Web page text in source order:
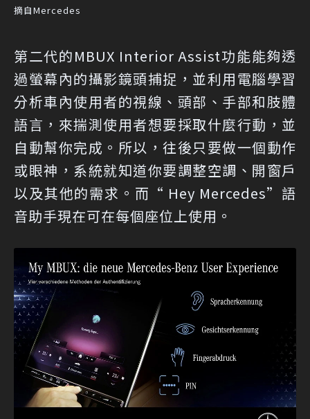
摘自Mercedes
第二代的MBUX Interior Assist功能能夠透
過螢幕內的攝影鏡頭捕捉，並利用電腦學習
分析車內使用者的視線、頭部、手部和肢體
語言，來揣測使用者想要採取什麼行動，並
自動幫你完成。所以，往後只要做一個動作
或眼神，系統就知道你要調整空調、開窗戶
以及其他的需求。而“ Hey Mercedes”語
音助手現在可在每個座位上使用。